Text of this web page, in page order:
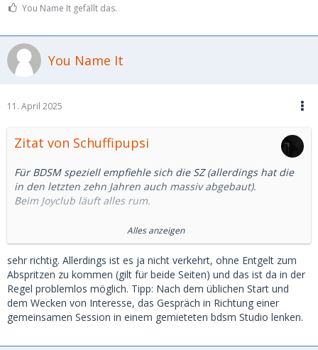
You Name It gefällt das.
You Name It
11. April 2025
Zitat von Schuffipupsi
Für BDSM speziell empfiehle sich die SZ (allerdings hat die
in den letzten zehn Jahren auch massiv abgebaut).
Beim Joyclub läuft alles rum.
Das Problem dieser Seiten ist aber, dass Mann/Frau ohne
entspreches (kostenpflichtiges) Profil niemals die Vorstellung
einer monetären oder ähnlichen Gegenleistung erwähnen
darf, da sonst eine Sperrung droht.
Wer nun also (um beim Bdsm zu bleiben) gerne jemanden
"kaufen" möchte, um ihn (temporär) zu "besitzen" (oder halt
entsprechend das Pendant dazu sein möchte), geht dort in
Genauso wie Männer, die dort suchen (Überschuss halt)-
Alles anzeigen
sehr richtig. Allerdings ist es ja nicht verkehrt, ohne Entgelt zum
Abspritzen zu kommen (gilt für beide Seiten) und das ist da in der
Regel problemlos möglich. Tipp: Nach dem üblichen Start und
dem Wecken von Interesse, das Gespräch in Richtung einer
gemeinsamen Session in einem gemieteten bdsm Studio lenken.